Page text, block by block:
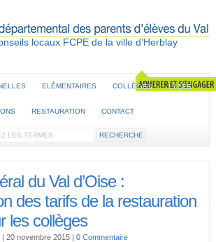
locaux FCPE de la ville d’Herblay
ELÉMENTAIRES COLLÈGES LYCÉE
RESTAURATION CONTACT
du Val d’Oise :
des tarifs de la restauration
les collèges
| 20 novembre 2015 | 0 Commentaire